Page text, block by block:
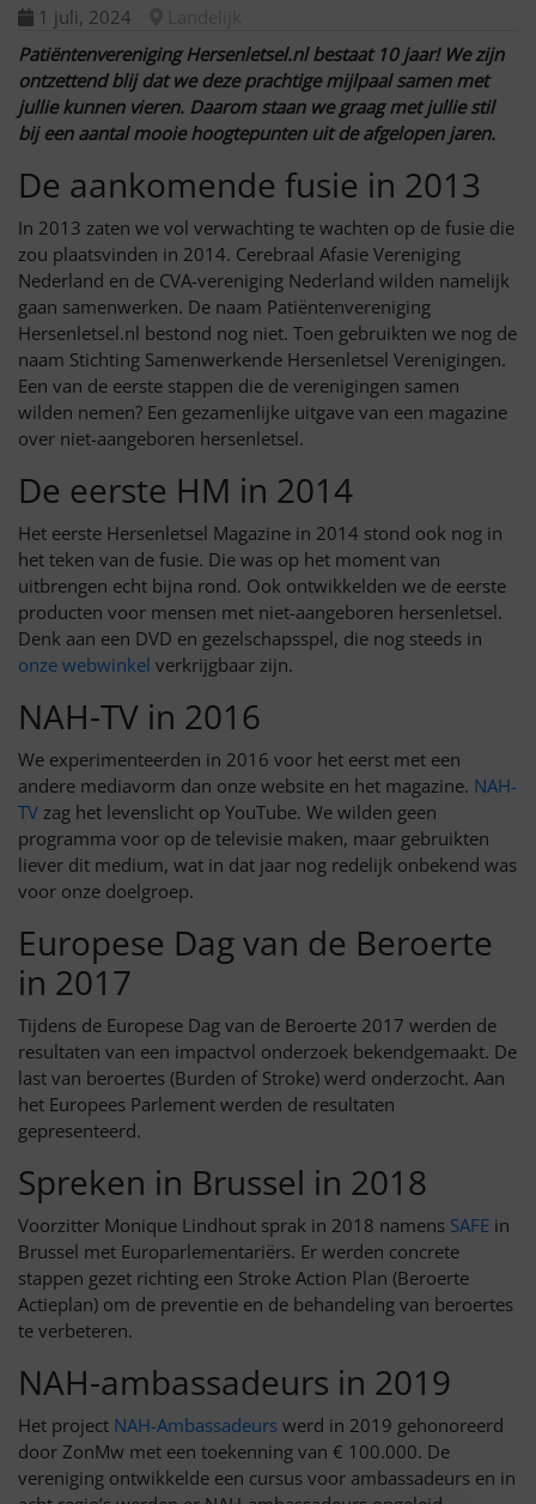
1 juli, 2024
Patiëntenvereniging Hersenletsel.nl bestaat 10 jaar! We zijn
ontzettend blij dat we deze prachtige mijlpaal samen met
jullie kunnen vieren. Daarom staan we graag met jullie stil
bij een aantal mooie hoogtepunten uit de afgelopen jaren.
De aankomende fusie in 2013
In 2013 zaten we vol verwachting te wachten op de fusie die
zou plaatsvinden in 2014. Cerebraal Afasie Vereniging
Nederland en de CVA-vereniging Nederland wilden namelijk
gaan samenwerken. De naam Patiëntenvereniging
Hersenletsel.nl bestond nog niet. Toen gebruikten we nog de
naam Stichting Samenwerkende Hersenletsel Verenigingen.
Een van de eerste stappen die de verenigingen samen
wilden nemen? Een gezamenlijke uitgave van een magazine
over niet-aangeboren hersenletsel.
De eerste HM in 2014
Het eerste Hersenletsel Magazine in 2014 stond ook nog in
het teken van de fusie. Die was op het moment van
uitbrengen echt bijna rond. Ook ontwikkelden we de eerste
producten voor mensen met niet-aangeboren hersenletsel.
Denk aan een DVD en gezelschapsspel, die nog steeds in
onze webwinkel verkrijgbaar zijn.
NAH-TV in 2016
We experimenteerden in 2016 voor het eerst met een
andere mediavorm dan onze website en het magazine. NAH-
TV zag het levenslicht op YouTube. We wilden geen
programma voor op de televisie maken, maar gebruikten
liever dit medium, wat in dat jaar nog redelijk onbekend was
voor onze doelgroep.
Europese Dag van de Beroerte
in 2017
Tijdens de Europese Dag van de Beroerte 2017 werden de
resultaten van een impactvol onderzoek bekendgemaakt. De
last van beroertes (Burden of Stroke) werd onderzocht. Aan
het Europees Parlement werden de resultaten
gepresenteerd.
Spreken in Brussel in 2018
Voorzitter Monique Lindhout sprak in 2018 namens SAFE in
Brussel met Europarlementariërs. Er werden concrete
stappen gezet richting een Stroke Action Plan (Beroerte
Actieplan) om de preventie en de behandeling van beroertes
te verbeteren.
NAH-ambassadeurs in 2019
Het project NAH-Ambassadeurs werd in 2019 gehonoreerd
door ZonMw met een toekenning van € 100.000. De
vereniging ontwikkelde een cursus voor ambassadeurs en in